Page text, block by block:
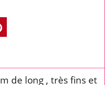
de long , très fins et